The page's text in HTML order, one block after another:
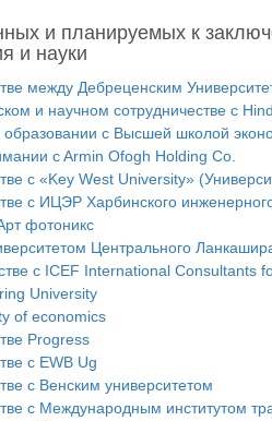
и планируемых к
и науки
между Дебреценским
и научном сотрудничестве c
с Высшей школой
c Armin Ofogh Holding Co.
с «Key West University»
с ИЦЭР Харбинского
фотоникс
Центрального
с ICEF International Consultants
University
of economics
Progress
с EWB Ug
с Венским университетом
с Международным институтом